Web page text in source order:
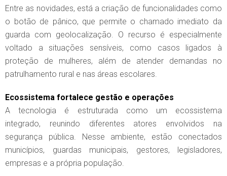
Entre as novidades, está a criação de funcionalidades como
o botão de pânico, que permite o chamado imediato da
guarda com geolocalização. O recurso é especialmente
voltado a situações sensíveis, como casos ligados à
proteção de mulheres, além de atender demandas no
patrulhamento rural e nas áreas escolares.
Ecossistema fortalece gestão e operações
A tecnologia é estruturada como um ecossistema
integrado, reunindo diferentes atores envolvidos na
segurança pública. Nesse ambiente, estão conectados
municípios, guardas municipais, gestores, legisladores,
empresas e a própria população.